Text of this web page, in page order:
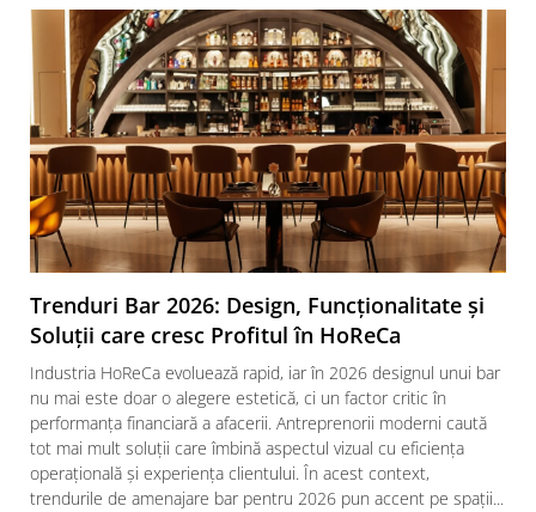
Trenduri Bar 2026: Design, Funcționalitate și
Soluții care cresc Profitul în HoReCa
Industria HoReCa evoluează rapid, iar în 2026 designul unui bar
nu mai este doar o alegere estetică, ci un factor critic în
performanța financiară a afacerii. Antreprenorii moderni caută
tot mai mult soluții care îmbină aspectul vizual cu eficiența
operațională și experiența clientului. În acest context,
trendurile de amenajare bar pentru 2026 pun accent pe spații...